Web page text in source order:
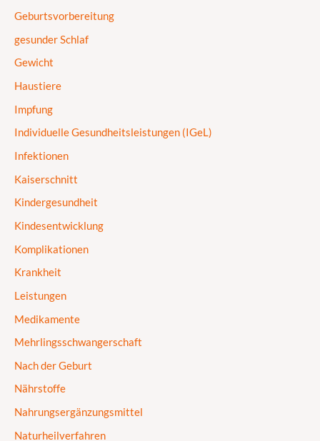
Geburtsvorbereitung
gesunder Schlaf
Gewicht
Haustiere
Impfung
Individuelle Gesundheitsleistungen (IGeL)
Infektionen
Kaiserschnitt
Kindergesundheit
Kindesentwicklung
Komplikationen
Krankheit
Leistungen
Medikamente
Mehrlingsschwangerschaft
Nach der Geburt
Nährstoffe
Nahrungsergänzungsmittel
Naturheilverfahren